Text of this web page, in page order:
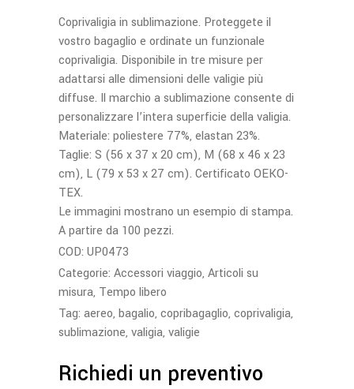
Coprivaligia in sublimazione. Proteggete il
vostro bagaglio e ordinate un funzionale
coprivaligia. Disponibile in tre misure per
adattarsi alle dimensioni delle valigie più
diffuse. Il marchio a sublimazione consente di
personalizzare l’intera superficie della valigia.
Materiale: poliestere 77%, elastan 23%.
Taglie: S (56 x 37 x 20 cm), M (68 x 46 x 23
cm), L (79 x 53 x 27 cm). Certificato OEKO-
TEX.
Le immagini mostrano un esempio di stampa.
A partire da 100 pezzi.
COD: UP0473
Categorie: Accessori viaggio, Articoli su
misura, Tempo libero
Tag: aereo, bagalio, copribagaglio, coprivaligia,
sublimazione, valigia, valigie
Richiedi un preventivo